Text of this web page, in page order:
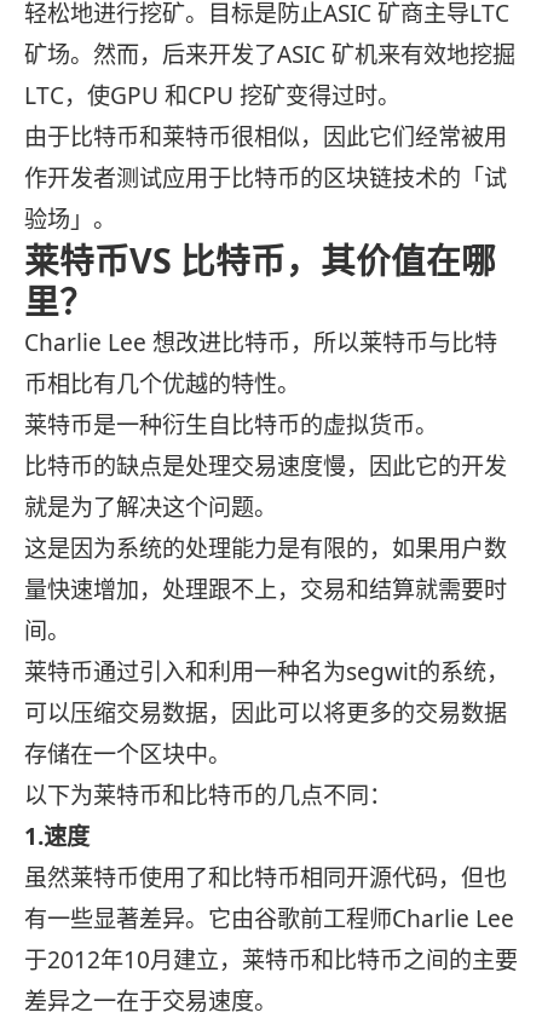
轻松地进行挖矿。目标是防止ASIC 矿商主导LTC
矿场。然而，后来开发了ASIC 矿机来有效地挖掘
LTC，使GPU 和CPU 挖矿变得过时。
由于比特币和莱特币很相似，因此它们经常被用
作开发者测试应用于比特币的区块链技术的「试
验场」。
莱特币VS 比特币，其价值在哪
里？
Charlie Lee 想改进比特币，所以莱特币与比特
币相比有几个优越的特性。
莱特币是一种衍生自比特币的虚拟货币。
比特币的缺点是处理交易速度慢，因此它的开发
就是为了解决这个问题。
这是因为系统的处理能力是有限的，如果用户数
量快速增加，处理跟不上，交易和结算就需要时
间。
莱特币通过引入和利用一种名为segwit的系统，
可以压缩交易数据，因此可以将更多的交易数据
存储在一个区块中。
以下为莱特币和比特币的几点不同：
1.速度
虽然莱特币使用了和比特币相同开源代码，但也
有一些显著差异。它由谷歌前工程师Charlie Lee
于2012年10月建立，莱特币和比特币之间的主要
差异之一在于交易速度。